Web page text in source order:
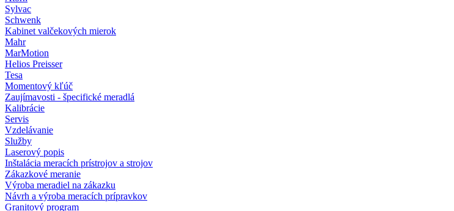
Sylvac
Schwenk
Kabinet valčekových mierok
Mahr
MarMotion
Helios Preisser
Tesa
Momentový kľúč
Zaujímavosti - špecifické meradlá
Kalibrácie
Servis
Vzdelávanie
Služby
Laserový popis
Inštalácia meracích prístrojov a strojov
Zákazkové meranie
Výroba meradiel na zákazku
Návrh a výroba meracích prípravkov
Granitový program